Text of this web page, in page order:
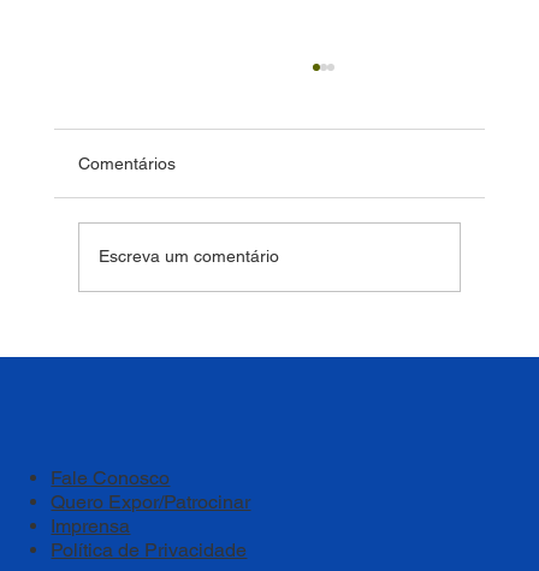
Comentários
Escreva um comentário
Fale Conosco
Quero Expor/Patrocinar
Imprensa
Política de Privacidade